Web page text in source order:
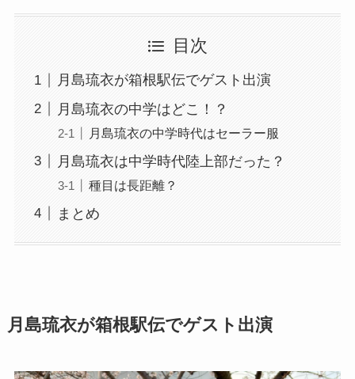
目次
月島琉衣が箱根駅伝でゲスト出演
月島琉衣の中学はどこ！？
月島琉衣の中学時代はセーラー服
月島琉衣は中学時代陸上部だった？
種目は長距離？
まとめ
月島琉衣が箱根駅伝でゲスト出演